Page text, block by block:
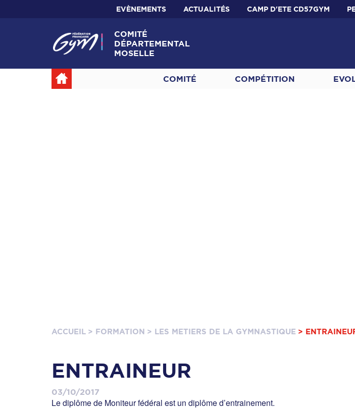
EVÈNEMENTS ACTUALITÉS CAMP D'ETE CD57GYM
COMITÉ
DÉPARTEMENTAL
MOSELLE
COMITÉ COMPÉTITION
ACCUEIL > FORMATION > LES METIERS DE LA GYMNASTIQUE >
ENTRAINEUR
03/10/2017
Le diplôme de Moniteur fédéral est un diplôme d’entrainement.